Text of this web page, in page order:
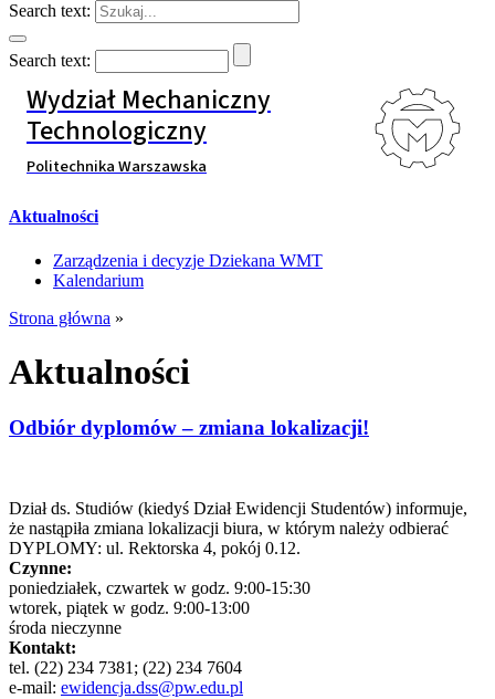
Search text:
Search text:
Wydział Mechaniczny
Technologiczny
Politechnika Warszawska
Aktualności
Zarządzenia i decyzje Dziekana WMT
Kalendarium
Strona główna »
Aktualności
Odbiór dyplomów – zmiana lokalizacji!
Dział ds. Studiów (kiedyś Dział Ewidencji Studentów) informuje,
że nastąpiła zmiana lokalizacji biura, w którym należy odbierać
DYPLOMY: ul. Rektorska 4, pokój 0.12.
Czynne:
poniedziałek, czwartek w godz. 9:00-15:30
wtorek, piątek w godz. 9:00-13:00
środa nieczynne
Kontakt:
tel. (22) 234 7381; (22) 234 7604
e-mail: ewidencja.dss@pw.edu.pl